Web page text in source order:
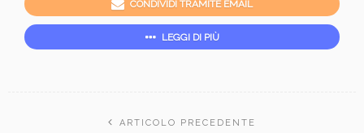
CONDIVIDI TRAMITE EMAIL
LEGGI DI PIÙ
ARTICOLO PRECEDENTE